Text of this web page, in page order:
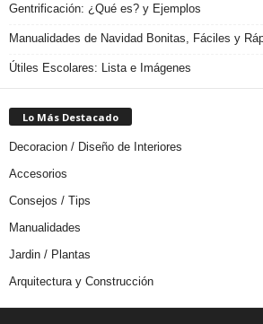
Gentrificación: ¿Qué es? y Ejemplos
Manualidades de Navidad Bonitas, Fáciles y
Útiles Escolares: Lista e Imágenes
Lo Más Destacado
Decoracion / Diseño de Interiores
Accesorios
Consejos / Tips
Manualidades
Jardin / Plantas
Arquitectura y Construcción